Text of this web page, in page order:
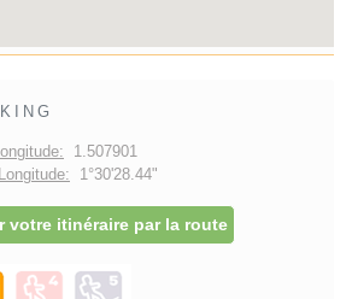
1.507901
Longitude: 1°30'28.44"
votre itinéraire par la route